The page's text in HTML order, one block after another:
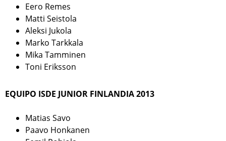
Eero Remes
Matti Seistola
Aleksi Jukola
Marko Tarkkala
Mika Tamminen
Toni Eriksson
EQUIPO ISDE JUNIOR FINLANDIA 2013
Matias Savo
Paavo Honkanen